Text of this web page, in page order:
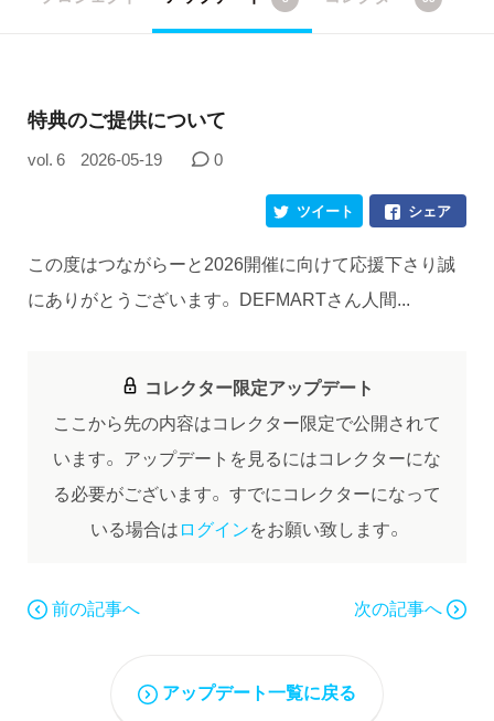
特典のご提供について
vol. 6 2026-05-19 0
シェア
ツイート
この度はつながらーと2026開催に向けて応援下さり誠
にありがとうございます。 DEFMARTさん人間...
コレクター限定アップデート
ここから先の内容はコレクター限定で公開されて
います。 アップデートを見るにはコレクターにな
る必要がございます。 すでにコレクターになって
いる場合はログインをお願い致します。
前の記事へ 次の記事へ
アップデート一覧に戻る